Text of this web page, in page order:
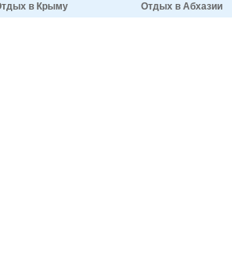
в Крыму Отдых в Абхазии